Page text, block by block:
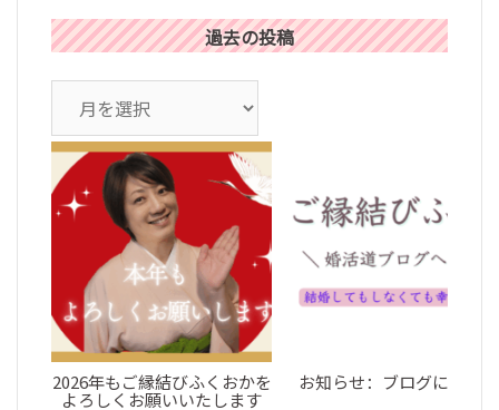
過去の投稿
ー
カ
イ
2026年もご縁結びふくおかを
よろしくお願いいたします
お知らせ：ブログについて